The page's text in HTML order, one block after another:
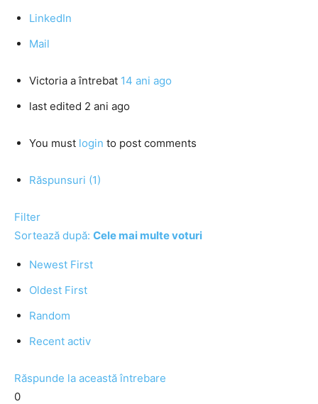
LinkedIn
Mail
Victoria a întrebat 14 ani ago
last edited 2 ani ago
You must login to post comments
Răspunsuri (1)
Filter
Sortează după: Cele mai multe voturi
Newest First
Oldest First
Random
Recent activ
Răspunde la această întrebare
0